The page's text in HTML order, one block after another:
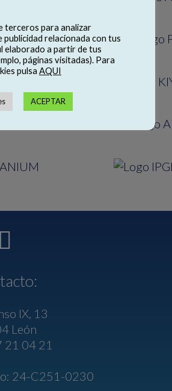
IX, 13
León
21 04 21
24-C251-0230
terceros para analizar
relacionada con tus
elaborado a partir de tus
páginas visitadas). Para
pulsa AQUI
ACEPTAR